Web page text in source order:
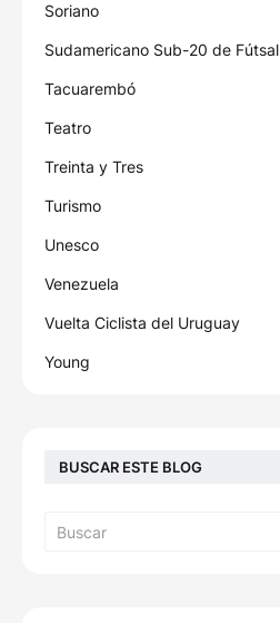
Soriano
Sudamericano Sub-20 de Fútsal
Tacuarembó
Teatro
Treinta y Tres
Turismo
Unesco
Venezuela
Vuelta Ciclista del Uruguay
Young
BUSCAR ESTE BLOG